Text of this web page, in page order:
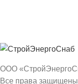
ООО
Все права защищены